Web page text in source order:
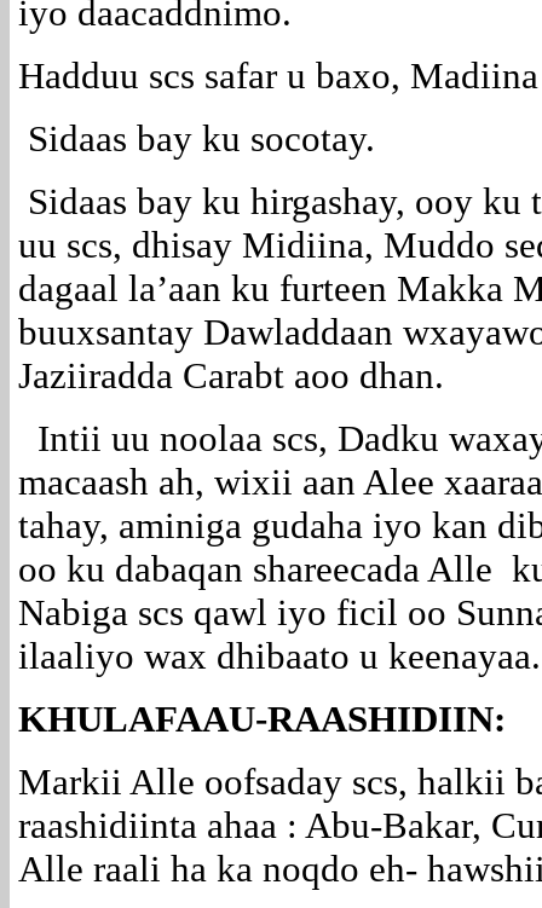
iyo daacaddnimo.
Hadduu scs safar u baxo,
Sidaas bay ku socotay.
Sidaas bay ku hirgashay, ooy
uu scs, dhisay Midiina, Muddo
dagaal la’aan ku furteen Makka
buuxsantay Dawladdaan
Jaziiradda Carabt aoo dhan.
Intii uu noolaa scs, Dadku
macaash ah, wixii aan Alee
tahay, aminiga gudaha iyo kan
oo ku dabaqan shareecada Alle
Nabiga scs qawl iyo ficil oo
ilaaliyo wax dhibaato u
KHULAFAAU-RAASHIDIIN:
Markii Alle oofsaday scs, halkii
raashidiinta ahaa : Abu-Bakar,
Alle raali ha ka noqdo eh-